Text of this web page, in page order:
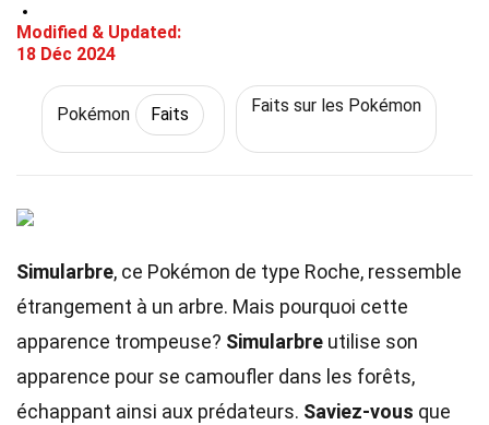
Modified & Updated:
18 Déc 2024
Pokémon Faits Faits sur les Pokémon
Simularbre, ce Pokémon de type Roche, ressemble
étrangement à un arbre. Mais pourquoi cette
apparence trompeuse? Simularbre utilise son
apparence pour se camoufler dans les forêts,
échappant ainsi aux prédateurs. Saviez-vous que